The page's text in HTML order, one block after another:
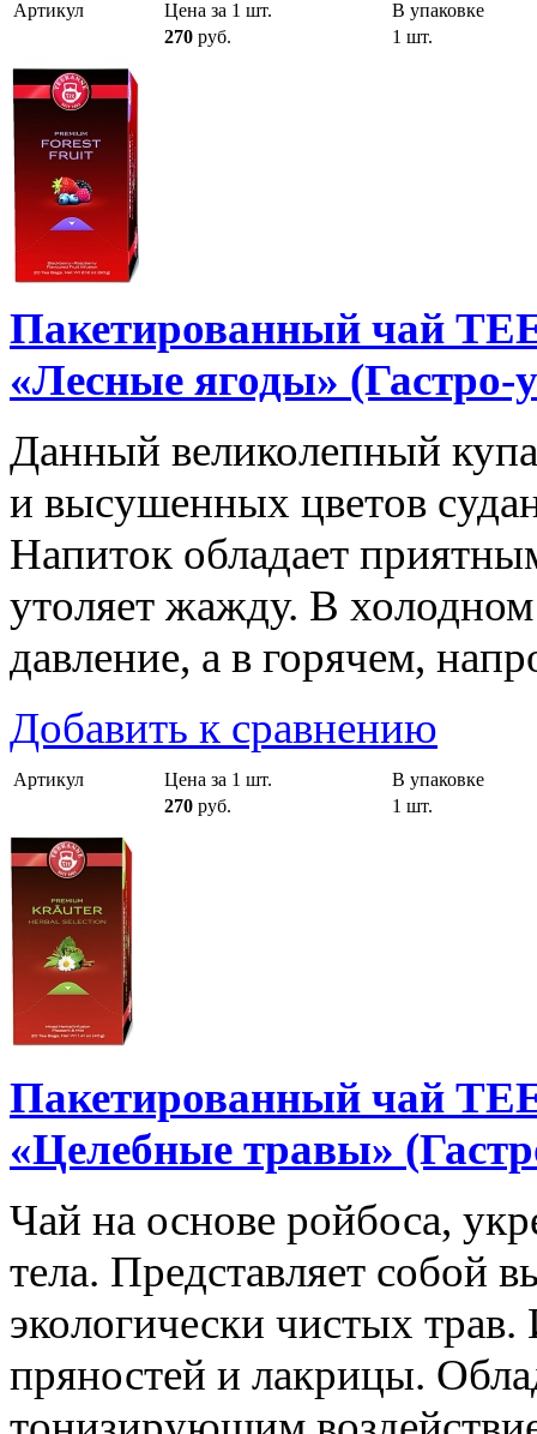
Артикул Цена за 1 шт.
В упаковке
270 руб. 1 шт.
Пакетированный чай
«Лесные ягоды» (Гастро-
Данный великолепный
и высушенных цветов
Напиток обладает
утоляет жажду. В
давление, а в горячем,
Добавить к сравнению
Артикул Цена за 1 шт.
В упаковке
270 руб. 1 шт.
Пакетированный чай
«Целебные травы»
Чай на основе ройбоса,
тела. Представляет собой
экологически чистых
пряностей и лакрицы.